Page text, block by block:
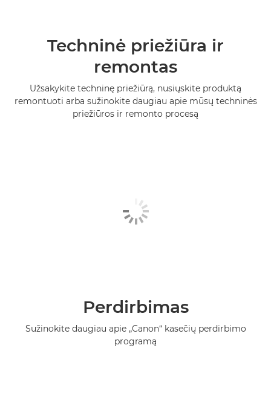
Techninė priežiūra ir
remontas
Užsakykite techninę priežiūrą, nusiųskite produktą
remontuoti arba sužinokite daugiau apie mūsų techninės
priežiūros ir remonto procesą
Perdirbimas
Sužinokite daugiau apie „Canon“ kasečių perdirbimo
programą